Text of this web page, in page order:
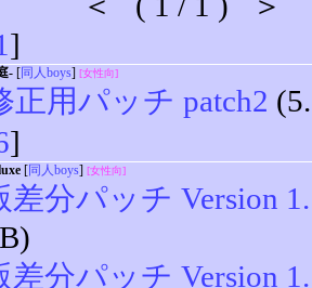
]
- [同人boys] [女性向]
正用パッチ patch2
]
[同人boys] [女性向]
差分パッチ Version
差分パッチ Version